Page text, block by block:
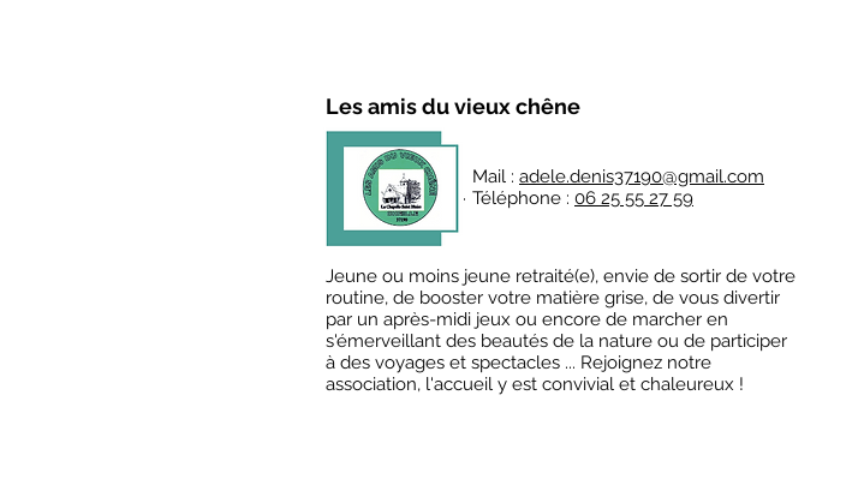
Les amis du vieux chêne
Mail : adele.denis37190@gmail.com
Téléphone : 06 25 55 27 59
Jeune ou moins jeune retraité(e), envie de sortir de votre
routine, de booster votre matière grise, de vous divertir
par un après-midi jeux ou encore de marcher en
s'émerveillant des beautés de la nature ou de participer
à des voyages et spectacles ... Rejoignez notre
association, l'accueil y est convivial et chaleureux !